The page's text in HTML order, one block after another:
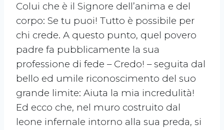
Colui che è il Signore dell’anima e del
corpo: Se tu puoi! Tutto è possibile per
chi crede. A questo punto, quel povero
padre fa pubblicamente la sua
professione di fede – Credo! – seguita dal
bello ed umile riconoscimento del suo
grande limite: Aiuta la mia incredulità!
Ed ecco che, nel muro costruito dal
leone infernale intorno alla sua preda, si